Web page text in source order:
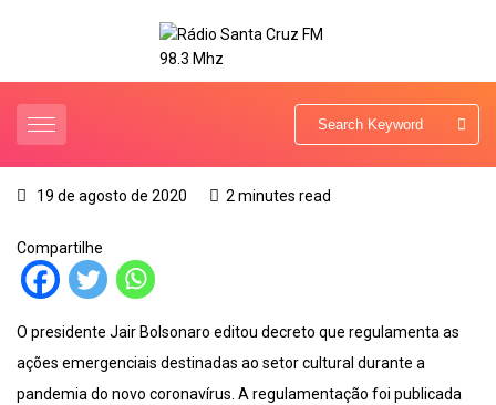
19 de agosto de 2020 2 minutes read
Compartilhe
O presidente Jair Bolsonaro editou decreto que regulamenta as
ações emergenciais destinadas ao setor cultural durante a
pandemia do novo coronavírus. A regulamentação foi publicada